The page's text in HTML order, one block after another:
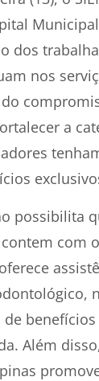
dos
nos
a
possibilita
com
Além